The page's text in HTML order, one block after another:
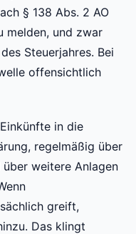
§ 138 Abs. 2 AO
melden, und zwar
Steuerjahres. Bei
offensichtlich
in die
regelmäßig über
weitere Anlagen
greift,
Das klingt